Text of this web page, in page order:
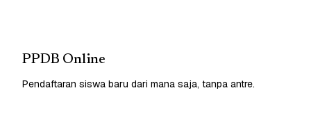
PPDB Online
Pendaftaran siswa baru dari mana saja, tanpa antre.